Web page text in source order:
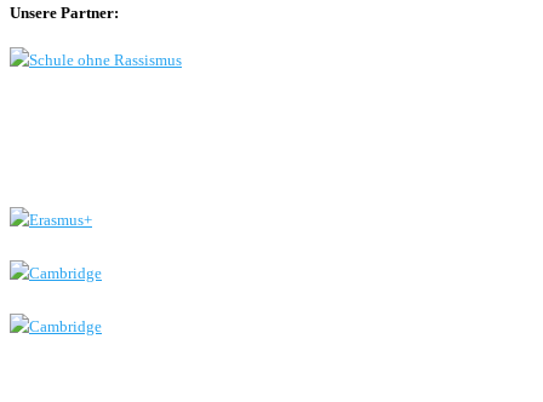
Unsere Partner: